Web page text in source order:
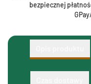
bezpiecznej